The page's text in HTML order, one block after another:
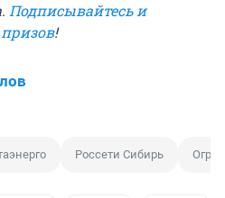
Подписывайтесь и
!
Россети Сибирь